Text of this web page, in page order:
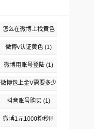
怎么在微博上找黄色
(1)
微博v认证黄色 (1)
微博用账号登陆 (1)
微博包上金V需要多少
钱(1)
抖音账号购买 (1)
微博1元1000粉秒刷